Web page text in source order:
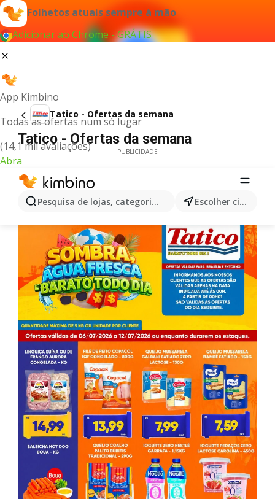
Folhetos atuais sempre à mão
Adicionar ao Chrome - GRÁTIS
App Kimbino
Todas as ofertas num só lugar
(14,1 mil avaliações)
Abra
Pesquisa de lojas, categorias,produtos... Escolher cidade
Tatico - Ofertas da semana
Tatico - Ofertas da semana
PUBLICIDADE